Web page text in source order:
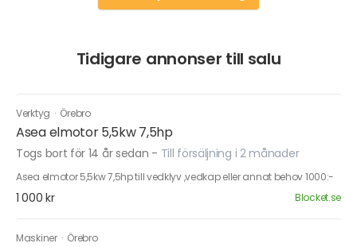
Tidigare annonser till salu
Verktyg · Örebro
Asea elmotor 5,5kw 7,5hp
Togs bort för 14 år sedan - Till försäljning i 2 månader
Asea elmotor 5,5kw 7,5hp till vedklyv ,vedkap eller annat behov 1000:-
1 000 kr Blocket.se
Maskiner · Örebro